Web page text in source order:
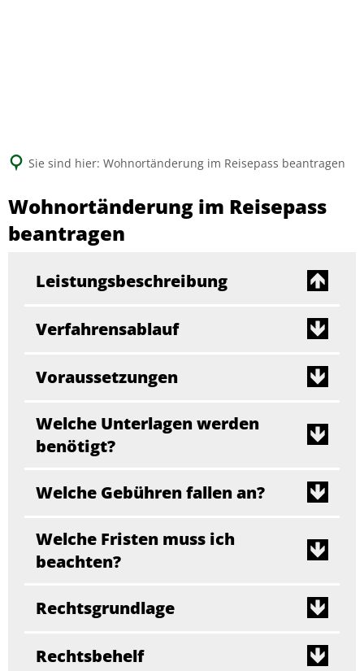
Sie sind hier: Wohnortänderung im Reisepass beantragen
Wohnortänderung im Reisepass
beantragen
Leistungsbeschreibung
Verfahrensablauf
Voraussetzungen
Welche Unterlagen werden
benötigt?
Welche Gebühren fallen an?
Welche Fristen muss ich
beachten?
Rechtsgrundlage
Rechtsbehelf